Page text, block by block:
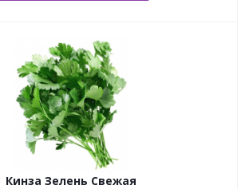
Кинза Зелень Свежая